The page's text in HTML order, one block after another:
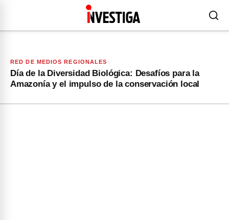
RED DE MEDIOS REGIONALES
Día de la Diversidad Biológica: Desafíos para la
Amazonía y el impulso de la conservación local